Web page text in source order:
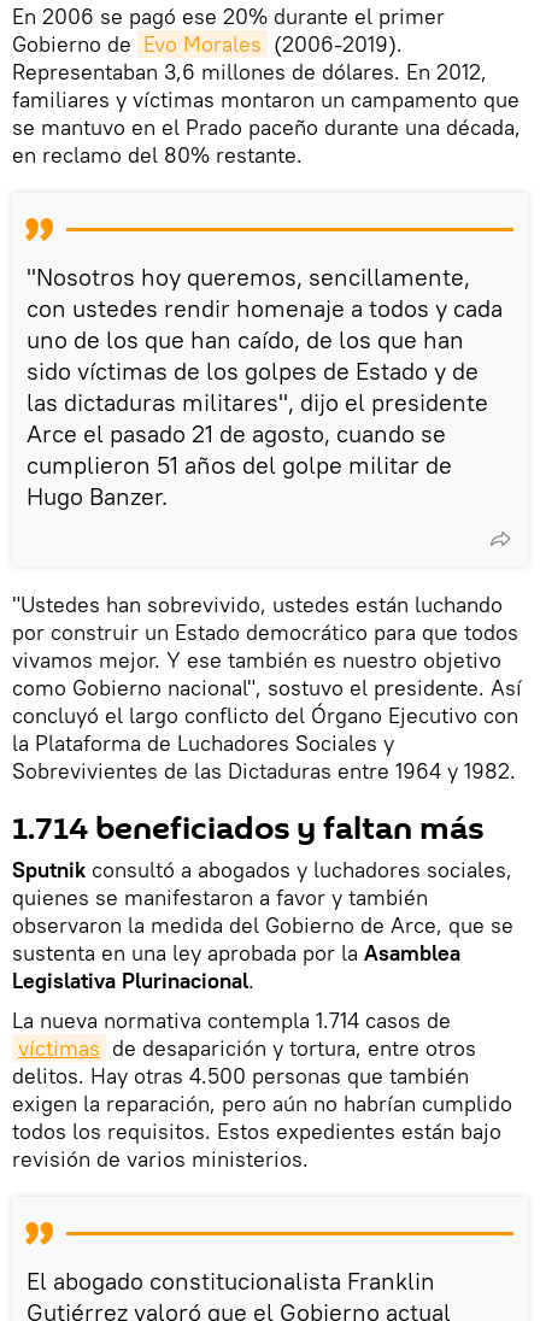
En 2006 se pagó ese 20% durante el primer
Gobierno de Evo Morales (2006-2019).
Representaban 3,6 millones de dólares. En 2012,
familiares y víctimas montaron un campamento que
se mantuvo en el Prado paceño durante una década,
en reclamo del 80% restante.
"Nosotros hoy queremos, sencillamente,
con ustedes rendir homenaje a todos y cada
uno de los que han caído, de los que han
sido víctimas de los golpes de Estado y de
las dictaduras militares", dijo el presidente
Arce el pasado 21 de agosto, cuando se
cumplieron 51 años del golpe militar de
Hugo Banzer.
"Ustedes han sobrevivido, ustedes están luchando
por construir un Estado democrático para que todos
vivamos mejor. Y ese también es nuestro objetivo
como Gobierno nacional", sostuvo el presidente. Así
concluyó el largo conflicto del Órgano Ejecutivo con
la Plataforma de Luchadores Sociales y
Sobrevivientes de las Dictaduras entre 1964 y 1982.
1.714 beneficiados y faltan más
Sputnik consultó a abogados y luchadores sociales,
quienes se manifestaron a favor y también
observaron la medida del Gobierno de Arce, que se
sustenta en una ley aprobada por la Asamblea
Legislativa Plurinacional.
La nueva normativa contempla 1.714 casos de
víctimas de desaparición y tortura, entre otros
delitos. Hay otras 4.500 personas que también
exigen la reparación, pero aún no habrían cumplido
todos los requisitos. Estos expedientes están bajo
revisión de varios ministerios.
El abogado constitucionalista Franklin
Gutiérrez valoró que el Gobierno actual